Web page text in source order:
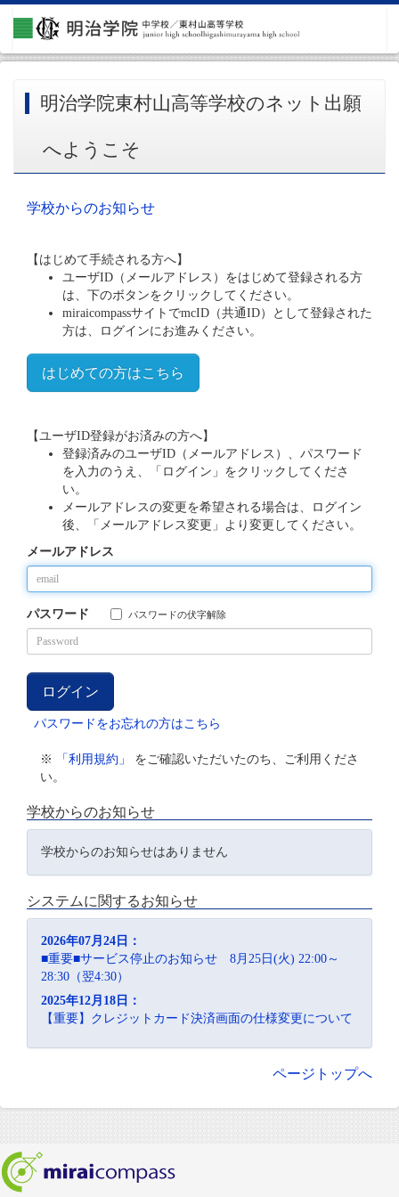
明治学院東村山高等学校のネット出願
へようこそ
学校からのお知らせ
【はじめて手続される方へ】
ユーザID（メールアドレス）をはじめて登録される方
は、下のボタンをクリックしてください。
miraicompassサイトでmcID（共通ID）として登録された
方は、ログインにお進みください。
はじめての方はこちら
【ユーザID登録がお済みの方へ】
登録済みのユーザID（メールアドレス）、パスワード
を入力のうえ、「ログイン」をクリックしてくださ
い。
メールアドレスの変更を希望される場合は、ログイン
後、「メールアドレス変更」より変更してください。
メールアドレス
パスワード パスワードの伏字解除
パスワードをお忘れの方はこちら
※ 「利用規約」
をご確認いただいたのち、ご利用くださ
い。
学校からのお知らせ
学校からのお知らせはありません
システムに関するお知らせ
2026年07月24日：
■重要■サービス停止のお知らせ 8月25日(火) 22:00～
28:30（翌4:30）
2025年12月18日：
【重要】クレジットカード決済画面の仕様変更について
ページトップへ